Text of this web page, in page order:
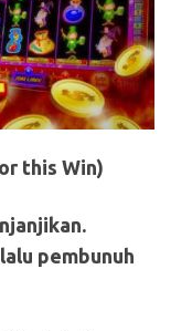
this Win)
pembunuh